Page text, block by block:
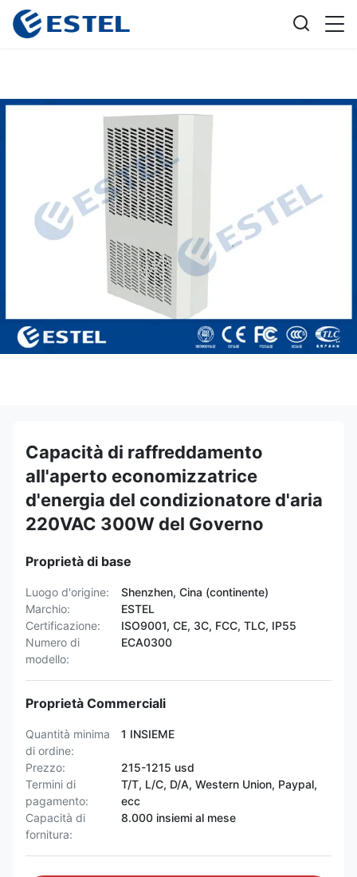
Capacità di raffreddamento
all'aperto economizzatrice
d'energia del condizionatore d'aria
220VAC 300W del Governo
Proprietà di base
Luogo d'origine:
Shenzhen, Cina (continente)
Marchio:
ESTEL
Certificazione:
ISO9001, CE, 3C, FCC, TLC, IP55
Numero di
modello:
ECA0300
Proprietà Commerciali
Quantità minima
di ordine:
1 INSIEME
Prezzo:
215-1215 usd
Termini di
pagamento:
T/T, L/C, D/A, Western Union, Paypal,
ecc
Capacità di
fornitura:
8.000 insiemi al mese